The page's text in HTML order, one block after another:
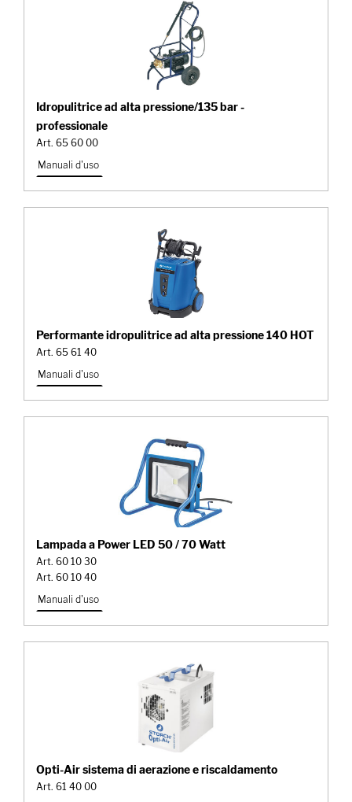
Idropulitrice ad alta pressione/135 bar -
professionale
Art. 65 60 00
Manuali d'uso
Performante idropulitrice ad alta pressione 140 HOT
Art. 65 61 40
Manuali d'uso
Lampada a Power LED 50 / 70 Watt
Art. 60 10 30
Art. 60 10 40
Manuali d'uso
Opti-Air sistema di aerazione e riscaldamento
Art. 61 40 00